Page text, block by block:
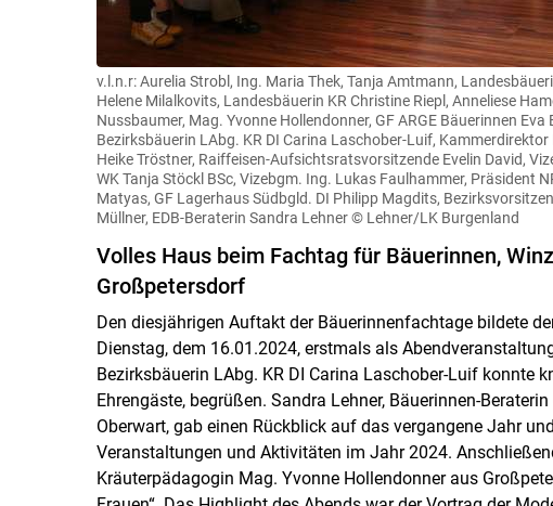
v.l.n.r: Aurelia Strobl, Ing. Maria Thek, Tanja Amtmann,
Helene Milalkovits, Landesbäuerin KR Christine Riepl, Anneliese
Nussbaumer, Mag. Yvonne Hollendonner, GF ARGE Bäuerinnen
Bezirksbäuerin LAbg. KR DI Carina Laschober-Luif,
Heike Tröstner, Raiffeisen-Aufsichtsratsvorsitzende Evelin David,
WK Tanja Stöckl BSc, Vizebgm. Ing. Lukas Faulhammer, Präsident
Matyas, GF Lagerhaus Südbgld. DI Philipp Magdits,
Müllner, EDB-Beraterin Sandra Lehner © Lehner/LK Burgenland
Volles Haus beim Fachtag für Bäuerinnen,
Großpetersdorf
Den diesjährigen Auftakt der Bäuerinnenfachtage bildete
Dienstag, dem 16.01.2024, erstmals als
Bezirksbäuerin LAbg. KR DI Carina Laschober-Luif konnte
Ehrengäste, begrüßen. Sandra Lehner, Bäuerinnen-
Oberwart, gab einen Rückblick auf das vergangene Jahr
Veranstaltungen und Aktivitäten im Jahr 2024.
Kräuterpädagogin Mag. Yvonne Hollendonner aus